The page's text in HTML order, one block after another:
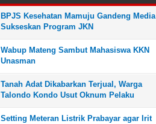
BPJS Kesehatan Mamuju Gandeng Media
Sukseskan Program JKN
Wabup Mateng Sambut Mahasiswa KKN
Unasman
Tanah Adat Dikabarkan Terjual, Warga
Talondo Kondo Usut Oknum Pelaku
Setting Meteran Listrik Prabayar agar Irit